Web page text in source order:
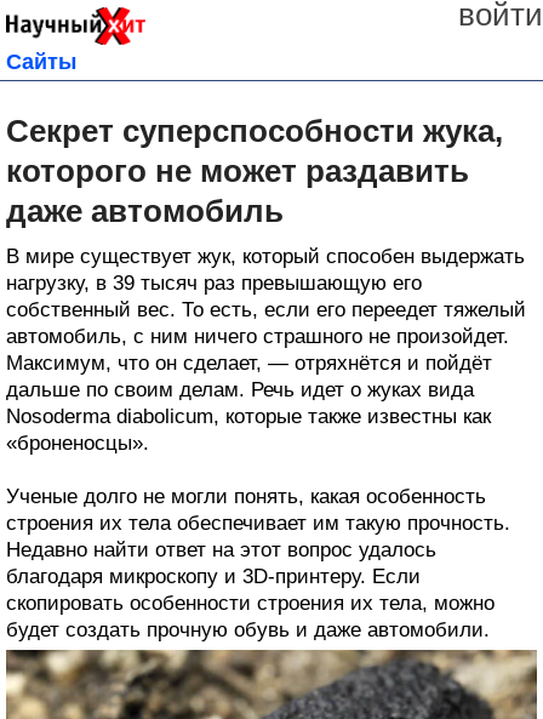
войти
Сайты
Секрет суперспособности жука,
которого не может раздавить
даже автомобиль
В мире существует жук, который способен выдержать
нагрузку, в 39 тысяч раз превышающую его
собственный вес. То есть, если его переедет тяжелый
автомобиль, с ним ничего страшного не произойдет.
Максимум, что он сделает, — отряхнётся и пойдёт
дальше по своим делам. Речь идет о жуках вида
Nosoderma diabolicum, которые также известны как
«броненосцы».
Ученые долго не могли понять, какая особенность
строения их тела обеспечивает им такую прочность.
Недавно найти ответ на этот вопрос удалось
благодаря микроскопу и 3D-принтеру. Если
скопировать особенности строения их тела, можно
будет создать прочную обувь и даже автомобили.